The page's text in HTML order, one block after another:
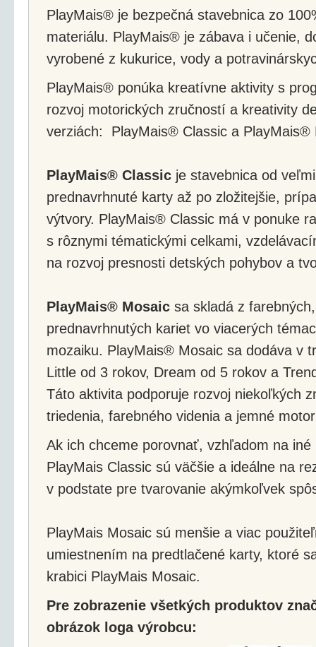
PlayMais® je bezpečná stavebnica zo
materiálu. PlayMais® je zábava i učenie,
vyrobené z kukurice, vody a
PlayMais® ponúka kreatívne aktivity s
rozvoj motorických zručností a kreativity
verziách: PlayMais® Classic a PlayMais®
PlayMais® Classic je stavebnica od
prednavrhnuté karty až po zložitejšie,
výtvory. PlayMais® Classic má v ponuke
s rôznymi tématickými celkami,
na rozvoj presnosti detských pohybov a
PlayMais® Mosaic sa skladá z
prednavrhnutých kariet vo viacerých
mozaiku. PlayMais® Mosaic sa dodáva v
Little od 3 rokov, Dream od 5 rokov a
Táto aktivita podporuje rozvoj niekoľkých
triedenia, farebného videnia a jemné
Ak ich chceme porovnať, vzhľadom na
PlayMais Classic sú väčšie a ideálne na
v podstate pre tvarovanie akýmkoľvek
PlayMais Mosaic sú menšie a viac
umiestnením na predtlačené karty, ktoré
krabici PlayMais Mosaic.
Pre zobrazenie všetkých produktov
obrázok loga výrobcu: